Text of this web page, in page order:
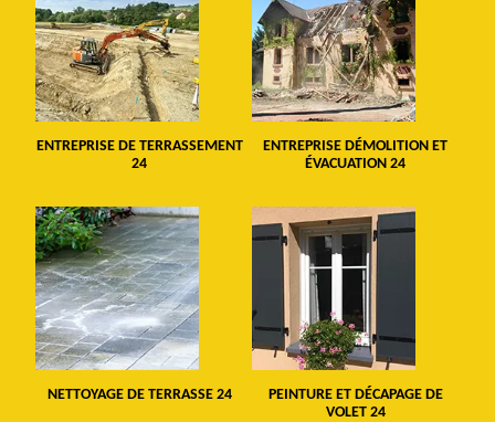
ENTREPRISE DE TERRASSEMENT
24
ENTREPRISE DÉMOLITION ET
ÉVACUATION 24
NETTOYAGE DE TERRASSE 24
PEINTURE ET DÉCAPAGE DE
VOLET 24